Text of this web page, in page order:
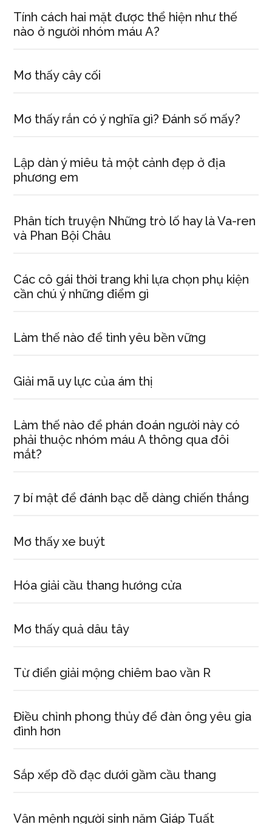
Tính cách hai mặt được thể hiện như thế
nào ở người nhóm máu A?
Mơ thấy cây cối
Mơ thấy rắn có ý nghĩa gì? Đánh số mấy?
Lập dàn ý miêu tả một cảnh đẹp ở địa
phương em
Phân tích truyện Những trò lố hay là Va-ren
và Phan Bội Châu
Các cô gái thời trang khi lựa chọn phụ kiện
cần chú ý những điểm gì
Làm thế nào để tình yêu bền vững
Giải mã uy lực của ám thị
Làm thế nào để phán đoán người này có
phải thuộc nhóm máu A thông qua đôi
mắt?
7 bí mật để đánh bạc dễ dàng chiến thắng
Mơ thấy xe buýt
Hóa giải cầu thang hướng cửa
Mơ thấy quả dâu tây
Từ điển giải mộng chiêm bao vần R
Điều chỉnh phong thủy để đàn ông yêu gia
đình hơn
Sắp xếp đồ đạc dưới gầm cầu thang
Vận mệnh người sinh năm Giáp Tuất